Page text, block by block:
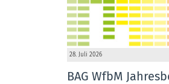
28. Juli 2026
BAG WfbM